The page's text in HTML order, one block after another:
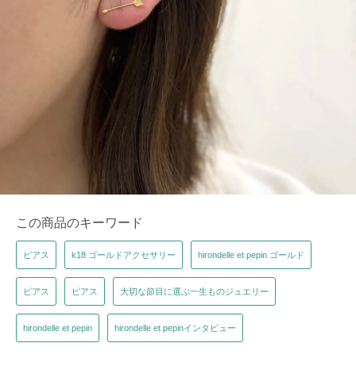
この商品のキーワード
ピアス k18 ゴールドアクセサリー hirondelle et pepin ゴールド
ピアス ピアス 大切な節目に選ぶ一生ものジュエリー
hirondelle et pepin hirondelle et pepinインタビュー